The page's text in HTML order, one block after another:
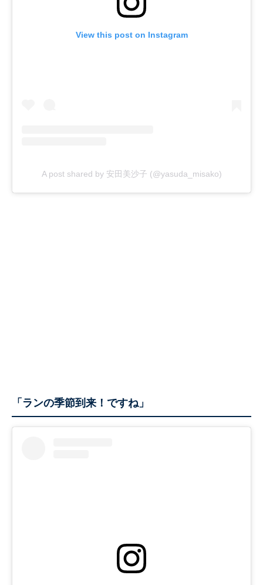
View this post on Instagram
A post shared by 安田美沙子 (@yasuda_misako)
「ランの季節到来！ですね」